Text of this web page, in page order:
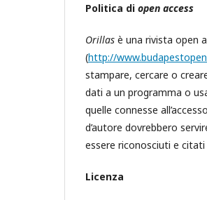
Politica di open access
Orillas è una rivista open
(http://
stampare, cercare o
dati a un programma o
quelle connesse
d’autore dovrebbero
essere riconosciuti e
Licenza